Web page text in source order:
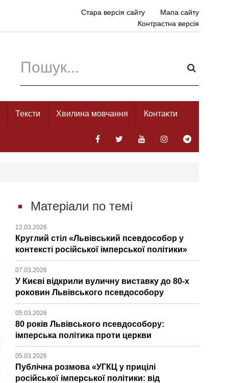
Стара версія сайту
Мапа сайту
Контрастна версія
Тексти Хвилина мовчання Контакти
Матеріали по темі
12.03.2026
Круглий стіл «Львівський псевдособор у
контексті російської імперської політики»
07.03.2026
У Києві відкрили вуличну виставку до 80-х
роковин Львівського псевдособору
05.03.2026
80 років Львівського псевдособору:
імперська політика проти церкви
05.03.2026
Публічна розмова «УГКЦ у прицілі
російської імперської політики: від